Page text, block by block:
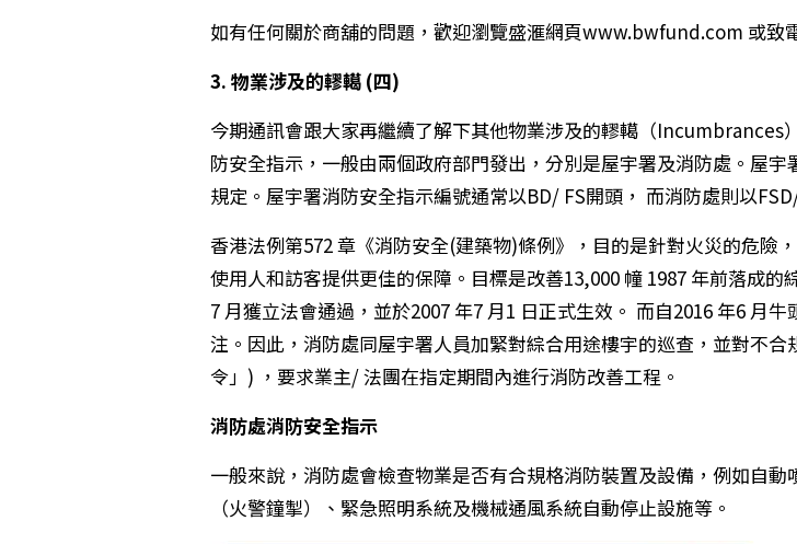
如有任何關於商舖的問題，歡迎瀏覽盛滙網頁www.bwfund.com 或致
3. 物業涉及的轇轕 (四)
今期通訊會跟大家再繼續了解下其他物業涉及的轇轕（Incumbrances
防安全指示，一般由兩個政府部門發出，分別是屋宇署及消防處。屋
規定。屋宇署消防安全指示編號通常以BD/ FS開頭， 而消防處則以
香港法例第572 章《消防安全(建築物)條例》，目的是針對火災的危險
使用人和訪客提供更佳的保障。目標是改善13,000 幢 1987 年前落成
7 月獲立法會通過，並於2007 年7 月1 日正式生效。 而自2016 年6 月
注。因此，消防處同屋宇署人員加緊對綜合用途樓宇的巡查，並對不
令」) ，要求業主/ 法團在指定期間內進行消防改善工程。
消防處消防安全指示
一般來說，消防處會檢查物業是否有合規格消防裝置及設備，例如自
（火警鐘掣）、緊急照明系統及機械通風系統自動停止設施等。